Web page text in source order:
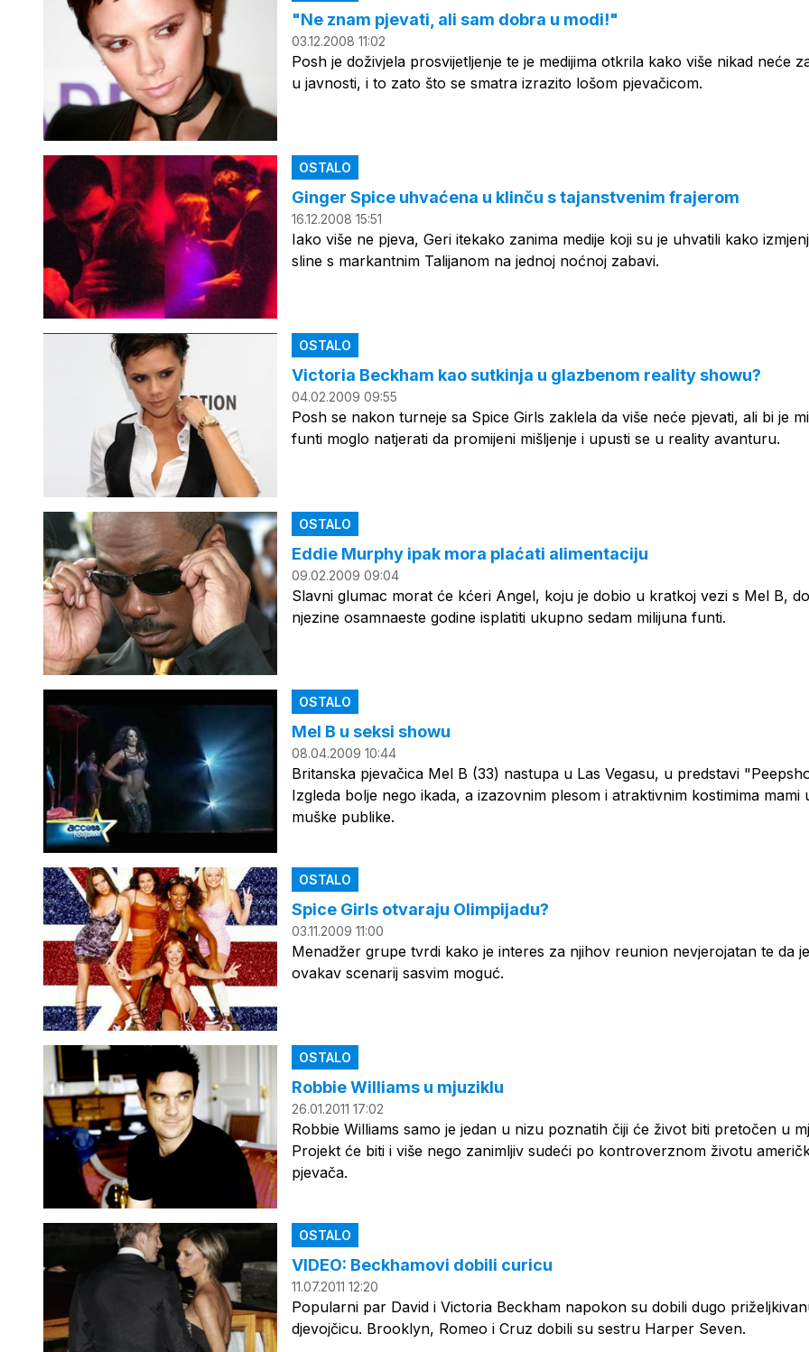
"Ne znam pjevati, ali sam dobra u modi!"
03.12.2008 11:02
Posh je doživjela prosvijetljenje te je medijima otkrila kako više nikad neće
u javnosti, i to zato što se smatra izrazito lošom pjevačicom.
OSTALO
Ginger Spice uhvaćena u klinču s tajanstvenim frajerom
16.12.2008 15:51
Iako više ne pjeva, Geri itekako zanima medije koji su je uhvatili kako
sline s markantnim Talijanom na jednoj noćnoj zabavi.
OSTALO
Victoria Beckham kao sutkinja u glazbenom reality showu?
04.02.2009 09:55
Posh se nakon turneje sa Spice Girls zaklela da više neće pjevati, ali bi je
funti moglo natjerati da promijeni mišljenje i upusti se u reality avanturu.
OSTALO
Eddie Murphy ipak mora plaćati alimentaciju
09.02.2009 09:04
Slavni glumac morat će kćeri Angel, koju je dobio u kratkoj vezi s Mel B, do
njezine osamnaeste godine isplatiti ukupno sedam milijuna funti.
OSTALO
Mel B u seksi showu
08.04.2009 10:44
Britanska pjevačica Mel B (33) nastupa u Las Vegasu, u predstavi
Izgleda bolje nego ikada, a izazovnim plesom i atraktivnim kostimima mami
muške publike.
OSTALO
Spice Girls otvaraju Olimpijadu?
03.11.2009 11:00
Menadžer grupe tvrdi kako je interes za njihov reunion nevjerojatan te da je
ovakav scenarij sasvim moguć.
OSTALO
Robbie Williams u mjuziklu
26.01.2011 17:02
Robbie Williams samo je jedan u nizu poznatih čiji će život biti pretočen u
Projekt će biti i više nego zanimljiv sudeći po kontroverznom životu
pjevača.
OSTALO
VIDEO: Beckhamovi dobili curicu
11.07.2011 12:20
Popularni par David i Victoria Beckham napokon su dobili dugo
djevojčicu. Brooklyn, Romeo i Cruz dobili su sestru Harper Seven.